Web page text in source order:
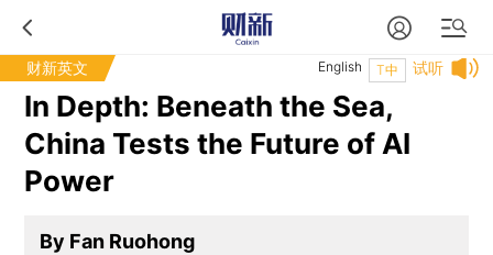
财新英文 试听
T中
English
In Depth: Beneath the Sea,
China Tests the Future of AI
Power
By Fan Ruohong